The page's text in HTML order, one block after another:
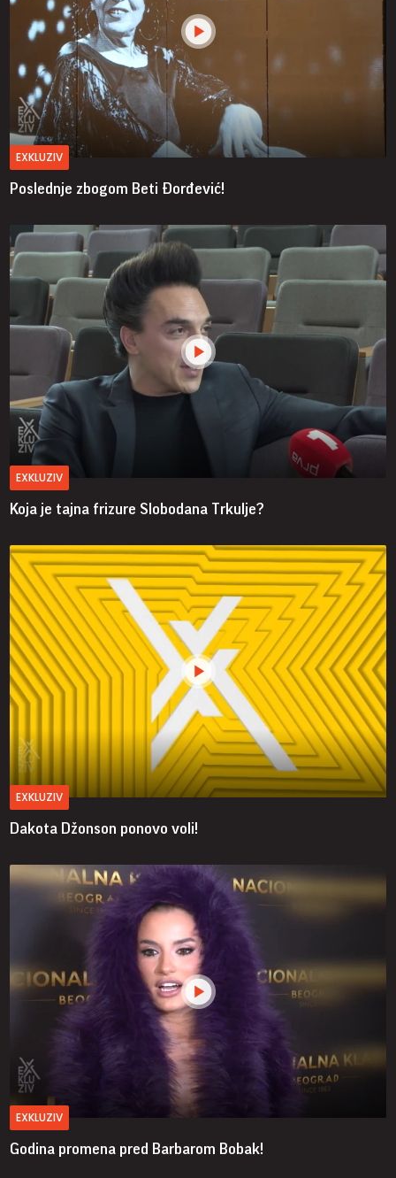
EXKLUZIV
Poslednje zbogom Beti Đorđević!
EXKLUZIV
Koja je tajna frizure Slobodana Trkulje?
EXKLUZIV
Dakota Džonson ponovo voli!
EXKLUZIV
Godina promena pred Barbarom Bobak!